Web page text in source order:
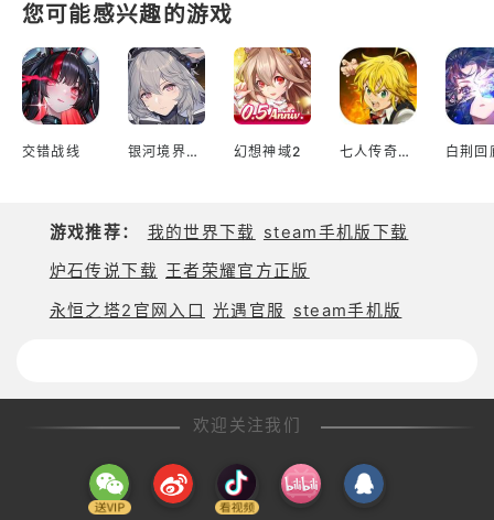
您可能感兴趣的游戏
交错战线 银河境界线繁中版 幻想神域2 七人传奇光与暗之交战
游戏推荐： 我的世界下载 steam手机版下载
炉石传说下载 王者荣耀官方正版
永恒之塔2官网入口 光遇官服 steam手机版
欢迎关注我们